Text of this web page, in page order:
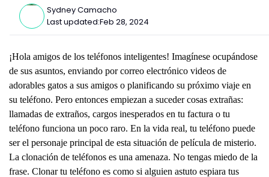
Sydney Camacho
Last updated:Feb 28, 2024
¡Hola amigos de los teléfonos inteligentes! Imagínese ocupándose
de sus asuntos, enviando por correo electrónico videos de
adorables gatos a sus amigos o planificando su próximo viaje en
su teléfono. Pero entonces empiezan a suceder cosas extrañas:
llamadas de extraños, cargos inesperados en tu factura o tu
teléfono funciona un poco raro. En la vida real, tu teléfono puede
ser el personaje principal de esta situación de película de misterio.
La clonación de teléfonos es una amenaza. No tengas miedo de la
frase. Clonar tu teléfono es como si alguien astuto espiara tus